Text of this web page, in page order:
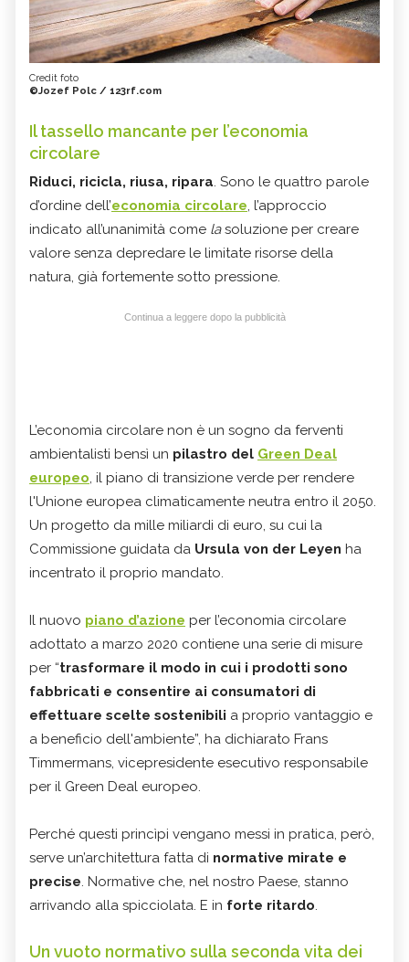
Credit foto
©Jozef Polc / 123rf.com
Il tassello mancante per l’economia
circolare
Riduci, ricicla, riusa, ripara. Sono le quattro parole
d’ordine dell’economia circolare, l’approccio
indicato all’unanimità come lasoluzione per creare
valore senza depredare le limitate risorse della
natura, già fortemente sotto pressione.
Continua a leggere dopo la pubblicità
L’economia circolare non è un sogno da ferventi
ambientalisti bensì un pilastro del Green Deal
europeo, il piano di transizione verde per rendere
l'Unione europea climaticamente neutra entro il 2050.
Un progetto da mille miliardi di euro, su cui la
Commissione guidata da Ursula von der Leyen ha
incentrato il proprio mandato.
Il nuovo piano d’azione per l’economia circolare
adottato a marzo 2020 contiene una serie di misure
per “trasformare il modo in cui i prodotti sono
fabbricati e consentire ai consumatori di
effettuare scelte sostenibili a proprio vantaggio e
a beneficio dell'ambiente”, ha dichiarato Frans
Timmermans, vicepresidente esecutivo responsabile
per il Green Deal europeo.
Perché questi princìpi vengano messi in pratica, però,
serve un’architettura fatta di normative mirate e
precise. Normative che, nel nostro Paese, stanno
arrivando alla spicciolata. E in forte ritardo.
Un vuoto normativo sulla seconda vita dei